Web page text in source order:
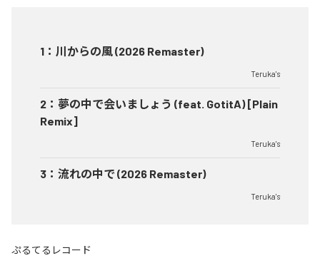
1 ： 川からの風 (2026 Remaster)
Teruka's
2 ： 夢の中で会いましょう (feat. GotitA) [Plain
Remix]
Teruka's
3 ： 流れの中で (2026 Remaster)
Teruka's
ぷるてるレコード